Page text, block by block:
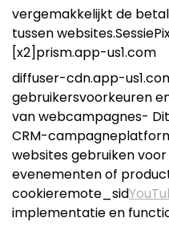
vergemakkelijkt de
tussen
[x2]prism.app-us1.com
diffuser-cdn.app-
gebruikersvoorkeuren
van webcampagnes-
CRM-
websites gebruiken
evenementen of
cookieremote_sid
implementatie en